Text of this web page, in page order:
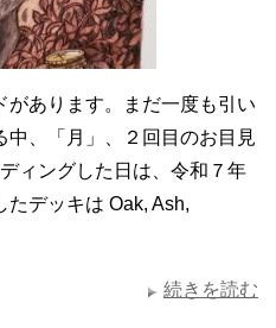
があります。まだ一度も引い
中、「月」、２回目のお目見
ィングした日は、令和７年
たデッキは Oak, Ash,
続きを読む